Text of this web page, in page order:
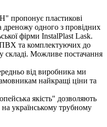
пластикові
дреножу одного з провідних
фірми InstalPlast Lask.
та комплектуючих до
складі. Можливе постачання
від виробника ми
найкращі ціни та
якість" дозволяють
українському трубному